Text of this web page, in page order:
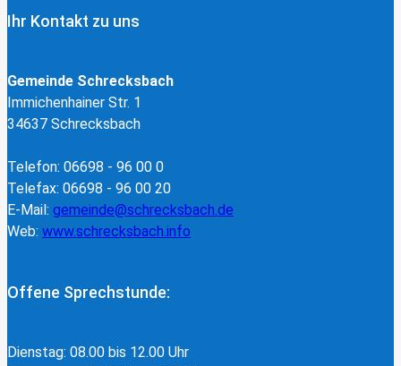
Ihr Kontakt zu uns
Gemeinde Schrecksbach
Immichenhainer Str. 1
34637 Schrecksbach
Telefon: 06698 - 96 00 0
Telefax: 06698 - 96 00 20
E-Mail: gemeinde@schrecksbach.de
Web: www.schrecksbach.info
Offene Sprechstunde:
Dienstag: 08.00 bis 12.00 Uhr